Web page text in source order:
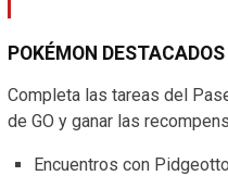
POKÉMON
Completa las tareas del
de GO y ganar las
Encuentros con